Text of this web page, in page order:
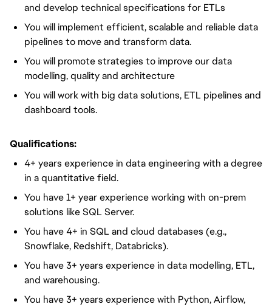
and develop technical specifications for ETLs
You will implement efficient, scalable and reliable data
pipelines to move and transform data.
You will promote strategies to improve our data
modelling, quality and architecture
You will work with big data solutions, ETL pipelines and
dashboard tools.
Qualifications:
4+ years experience in data engineering with a degree
in a quantitative field.
You have 1+ year experience working with on-prem
solutions like SQL Server.
You have 4+ in SQL and cloud databases (e.g.,
Snowflake, Redshift, Databricks).
You have 3+ years experience in data modelling, ETL,
and warehousing.
You have 3+ years experience with Python, Airflow,